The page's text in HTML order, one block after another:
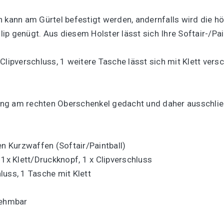
kann am Gürtel befestigt werden, andernfalls wird die
genügt. Aus diesem Holster lässt sich Ihre Softair-/
1 weitere Tasche lässt sich mit Klett
am rechten Oberschenkel gedacht und daher
Kurzwaffen (Softair/Paintball)
Klett/Druckknopf, 1 x Clipverschluss
1 Tasche mit Klett